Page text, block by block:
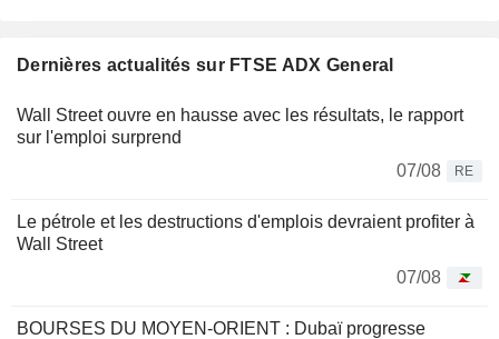
Dernières actualités sur FTSE ADX General
Wall Street ouvre en hausse avec les résultats, le rapport
sur l'emploi surprend
07/08
RE
Le pétrole et les destructions d'emplois devraient profiter à
Wall Street
07/08
BOURSES DU MOYEN-ORIENT : Dubaï progresse